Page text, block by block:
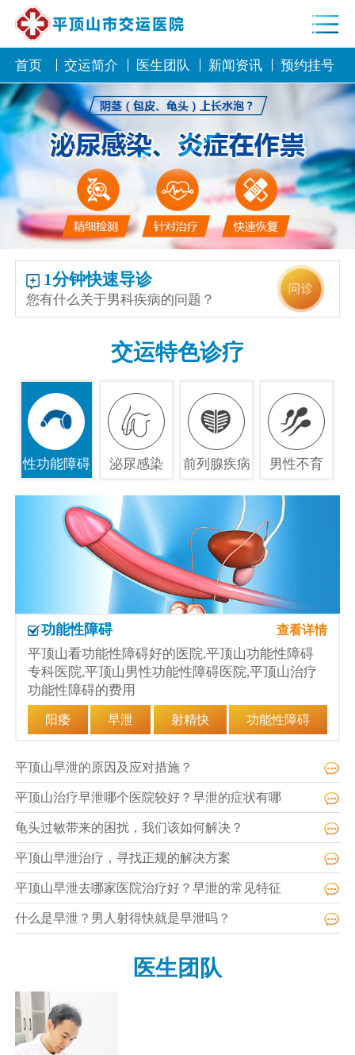
首页 交运简介 医生团队 新闻资讯 预约挂号
1分钟快速导诊
您有什么关于男科疾病的问题？
交运特色诊疗
性功能障碍 泌尿感染 前列腺疾病 男性不育
功能性障碍 查看详情
平顶山看功能性障碍好的医院,平顶山功能性障碍
专科医院,平顶山男性功能性障碍医院,平顶山治疗
功能性障碍的费用
阳痿 早泄 射精快 功能性障碍
平顶山早泄的原因及应对措施？
平顶山治疗早泄哪个医院较好？早泄的症状有哪
龟头过敏带来的困扰，我们该如何解决？
平顶山早泄治疗，寻找正规的解决方案
平顶山早泄去哪家医院治疗好？早泄的常见特征
什么是早泄？男人射得快就是早泄吗？
医生团队